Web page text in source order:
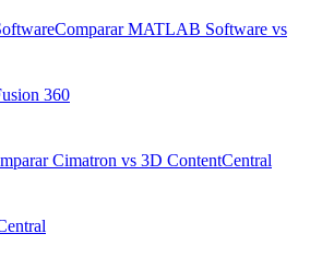
Comparar MATLAB Software vs
360
Cimatron vs 3D ContentCentral